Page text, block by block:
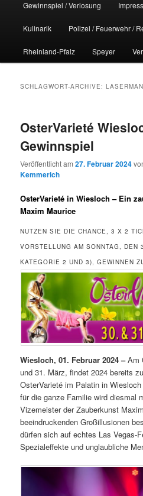
Gewinnspiel / Verlosung
Kulinarik Polizei / Feuerwehr /
Rheinland-Pfalz Speyer
SCHLAGWORT-ARCHIVE:LASERMAN
OsterVarieté
Gewinnspiel
Veröffentlicht am27. Februar 2024
Kemmerich
OsterVarieté in Wiesloch – Ein
Maxim Maurice
NUTZEN SIE DIE CHANCE, 3 X 2
VORSTELLUNG AM SONNTAG, DEN
KATEGORIE 2 UND 3), GEWINNEN
Wiesloch, 01. Februar 2024 –Am
und 31. März, findet 2024 bereits
OsterVarieté im Palatin in
für die ganze Familie wird diesmal
Vizemeister der Zauberkunst
beeindruckenden Großillusionen
dürfen sich auf echtes Las Vegas-
Spezialeffekte und unglaubliche